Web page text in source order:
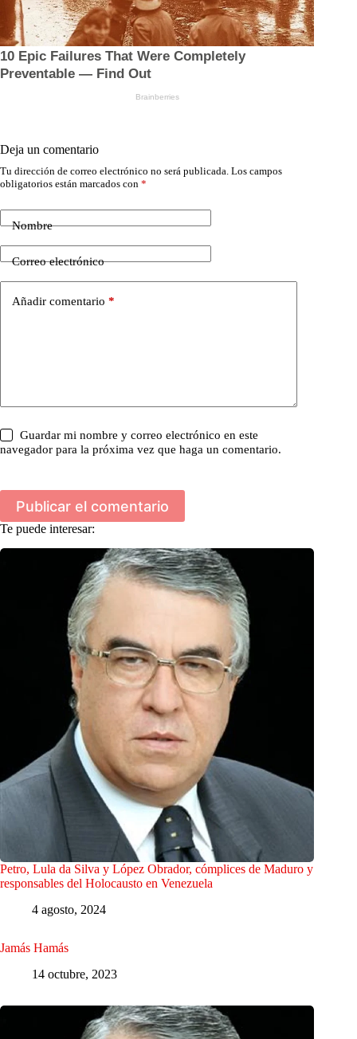
Deja un comentario
Tu dirección de correo electrónico no será publicada. Los campos
obligatorios están marcados con *
Nombre
Correo electrónico
Añadir comentario *
Guardar mi nombre y correo electrónico en este
navegador para la próxima vez que haga un comentario.
Publicar el comentario
Te puede interesar:
Petro, Lula da Silva y López Obrador, cómplices de Maduro y
responsables del Holocausto en Venezuela
4 agosto, 2024
Jamás Hamás
14 octubre, 2023